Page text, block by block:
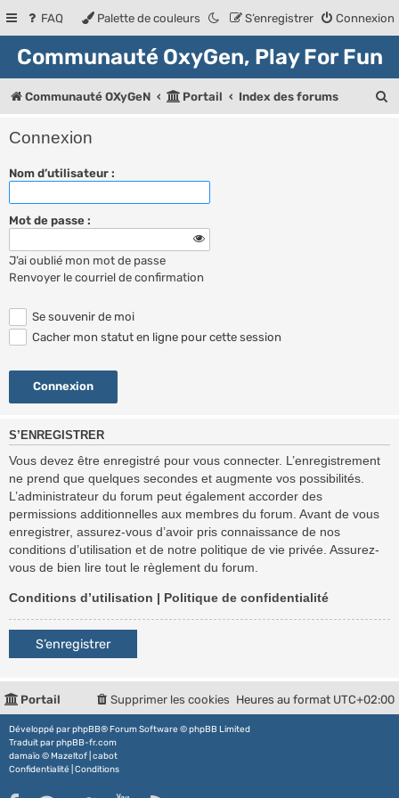
FAQ Connexion
S’enregistrer
Palette de couleurs
Communauté OxyGen, Play For Fun
Communauté OXyGeN Portail Index des forums
Connexion
Nom d’utilisateur :
Mot de passe :
J’ai oublié mon mot de passe
Renvoyer le courriel de confirmation
Se souvenir de moi
Cacher mon statut en ligne pour cette session
S’ENREGISTRER
Vous devez être enregistré pour vous connecter. L’enregistrement
ne prend que quelques secondes et augmente vos possibilités.
L’administrateur du forum peut également accorder des
permissions additionnelles aux membres du forum. Avant de vous
enregistrer, assurez-vous d’avoir pris connaissance de nos
conditions d’utilisation et de notre politique de vie privée. Assurez-
vous de bien lire tout le règlement du forum.
Conditions d’utilisation | Politique de confidentialité
S’enregistrer
Portail Heures au format UTC+02:00
Supprimer les cookies
Développé parphpBB® Forum Software © phpBB Limited
Traduit parphpBB-fr.com
damaïo © Mazeltof cabot
Confidentialité Conditions